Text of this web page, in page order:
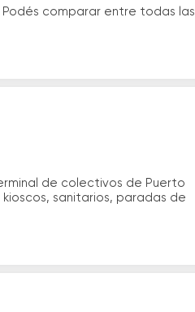
comparar entre todas las
de colectivos de Puerto
sanitarios, paradas de